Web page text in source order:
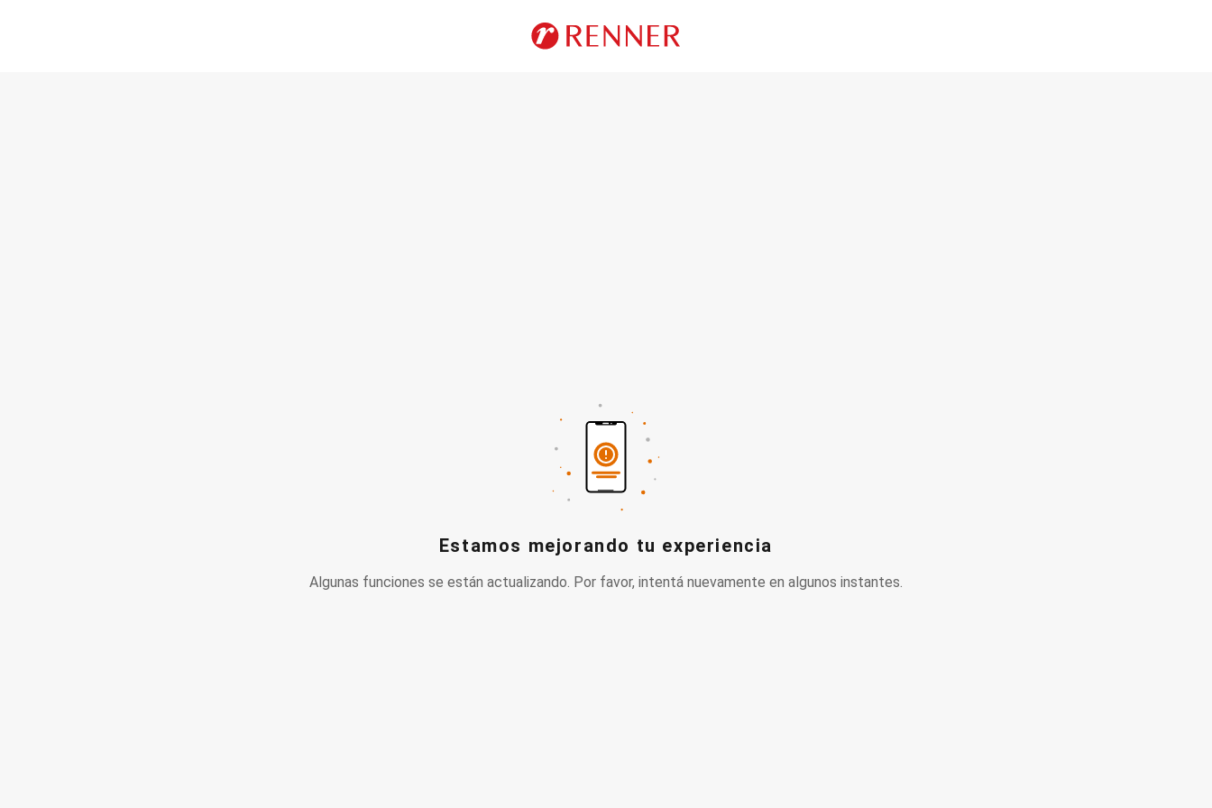
Estamos mejorando tu experiencia
Algunas funciones se están actualizando. Por favor, intentá nuevamente en algunos instantes.